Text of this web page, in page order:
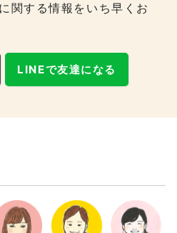
関する情報をいち早くお
LINEで友達になる